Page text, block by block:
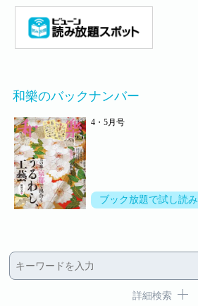
和樂のバックナンバー
4・5月号
ブック放題で試し読み
詳細検索